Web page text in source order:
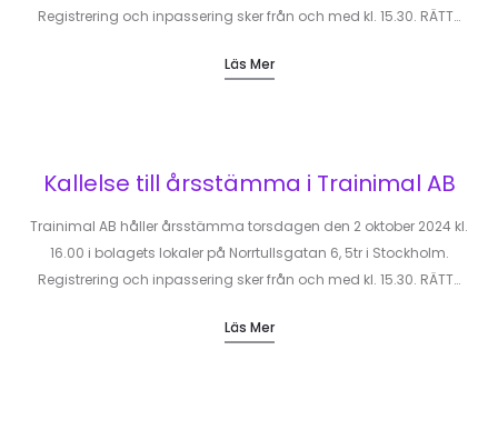
Registrering och inpassering sker från och med kl. 15.30. RÄTT…
Läs Mer
Kallelse till årsstämma i Trainimal AB
Trainimal AB håller årsstämma torsdagen den 2 oktober 2024 kl.
16.00 i bolagets lokaler på Norrtullsgatan 6, 5tr i Stockholm.
Registrering och inpassering sker från och med kl. 15.30. RÄTT…
Läs Mer